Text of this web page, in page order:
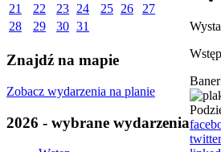
21
22 23 24 25 26
27
28
29 30 31
Znajdź na mapie
Zobacz wydarzenia na planie
2026 - wybrane wydarzenia
Baner
twitter